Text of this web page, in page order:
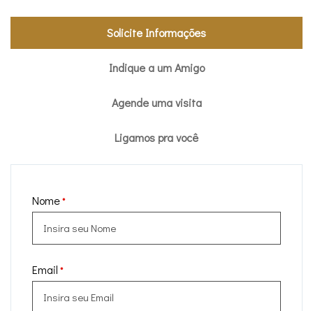
Solicite Informações
Indique a um Amigo
Agende uma visita
Ligamos pra você
Nome*
Email *